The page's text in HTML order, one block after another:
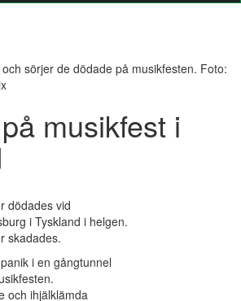
sörjer de dödade på musikfesten. Foto:
musikfest i
dödades vid
i Tyskland i helgen.
skadades.
i en gångtunnel
och ihjälklämda